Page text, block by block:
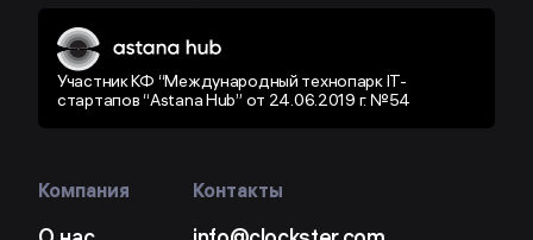
Участник КФ “Международный технопарк IT-
стартапов “Astana Hub” от 24.06.2019 г. №54
Компания Контакты